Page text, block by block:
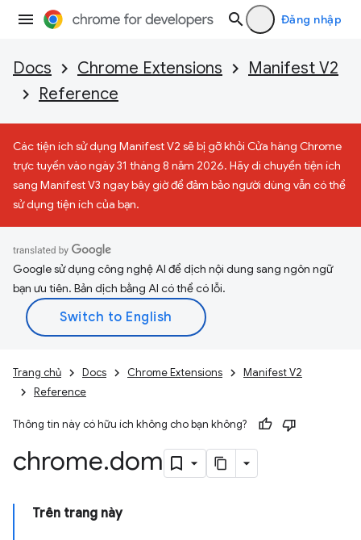
Đăng nhập
Docs Chrome Extensions
Manifest V2
Reference
Các tiện ích sử dụng Manifest V2 sẽ bị gỡ khỏi Cửa hàng Chrome
trực tuyến vào ngày 31 tháng 8 năm 2026. Hãy di chuyển tiện ích
sang Manifest V3 ngay bây giờ để đảm bảo người dùng vẫn có thể
sử dụng tiện ích của bạn.
Google sử dụng công nghệ AI để dịch nội dung sang ngôn ngữ
bạn ưu tiên. Bản dịch bằng AI có thể có lỗi.
Trang chủ Docs Chrome Extensions
Manifest V2
Reference
Thông tin này có hữu ích không cho bạn không?
chrome.dom
Trên trang này